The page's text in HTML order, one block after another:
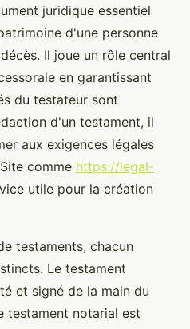
juridique essentiel
d'une personne
Il joue un rôle central
en garantissant
du testateur sont
d'un testament, il
aux exigences légales
comme https://legal-
utile pour la création
testaments, chacun
Le testament
et signé de la main du
testament notarial est